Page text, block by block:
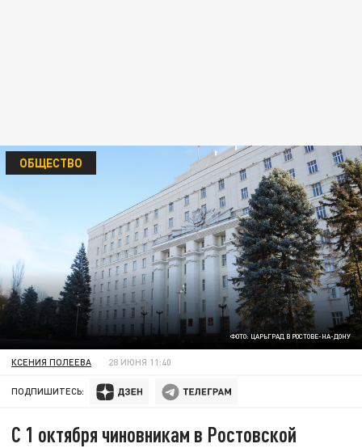
ФОТО: ЦАРЬГРАД В РОСТОВЕ-НА-ДОНУ
ОБЩЕСТВО
КСЕНИЯ ПОЛЕЕВА 28 ИЮНЯ 11:40
ПОДПИШИТЕСЬ:
С 1 октября чиновникам в Ростовской